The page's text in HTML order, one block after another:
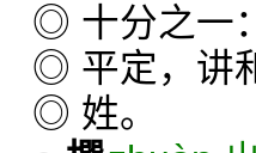
◎ 十分之一
◎ 平定，讲
◎ 姓。